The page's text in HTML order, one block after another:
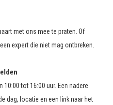
met ons mee te praten. Of
expert die niet mag ontbreken.
tot 16:00 uur. Een nadere
dag, locatie en een link naar het